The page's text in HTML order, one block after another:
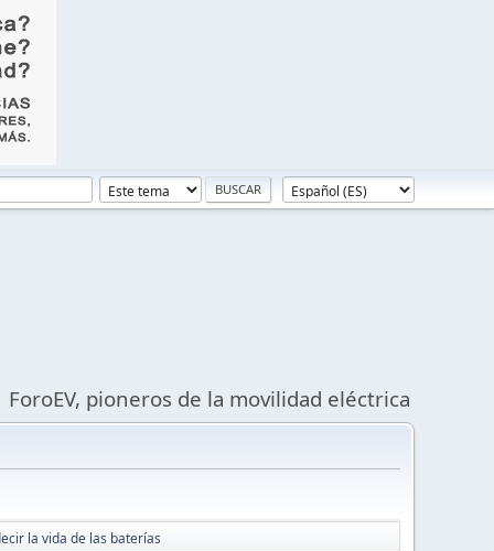
ForoEV, pioneros de la movilidad eléctrica
la vida de las baterías